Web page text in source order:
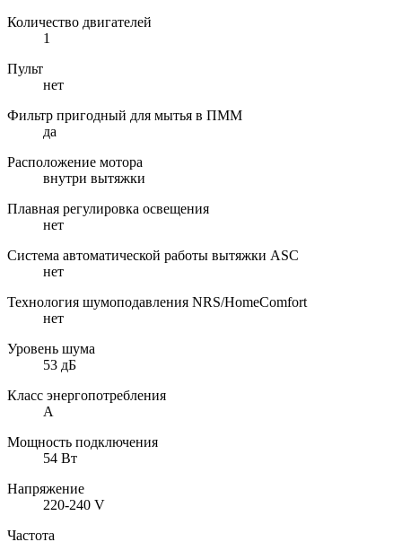
Количество двигателей
1
Пульт
нет
Фильтр пригодный для мытья в ПММ
да
Расположение мотора
внутри вытяжки
Плавная регулировка освещения
нет
Система автоматической работы вытяжки ASC
нет
Технология шумоподавления NRS/HomeComfort
нет
Уровень шума
53 дБ
Класс энергопотребления
А
Мощность подключения
54 Вт
Напряжение
220-240 V
Частота